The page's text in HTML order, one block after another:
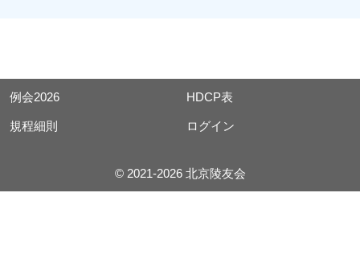
例会2026 HDCP表
規程細則 ログイン
© 2021-2026 北京陵友会